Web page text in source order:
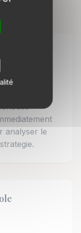
avis de
analyser le